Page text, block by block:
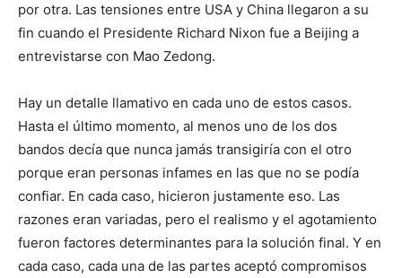
por otra. Las tensiones entre USA y China llegaron a su
fin cuando el Presidente Richard Nixon fue a Beijing a
entrevistarse con Mao Zedong.
Hay un detalle llamativo en cada uno de estos casos.
Hasta el último momento, al menos uno de los dos
bandos decía que nunca jamás transigiría con el otro
porque eran personas infames en las que no se podía
confiar. En cada caso, hicieron justamente eso. Las
razones eran variadas, pero el realismo y el agotamiento
fueron factores determinantes para la solución final. Y en
cada caso, cada una de las partes aceptó compromisos